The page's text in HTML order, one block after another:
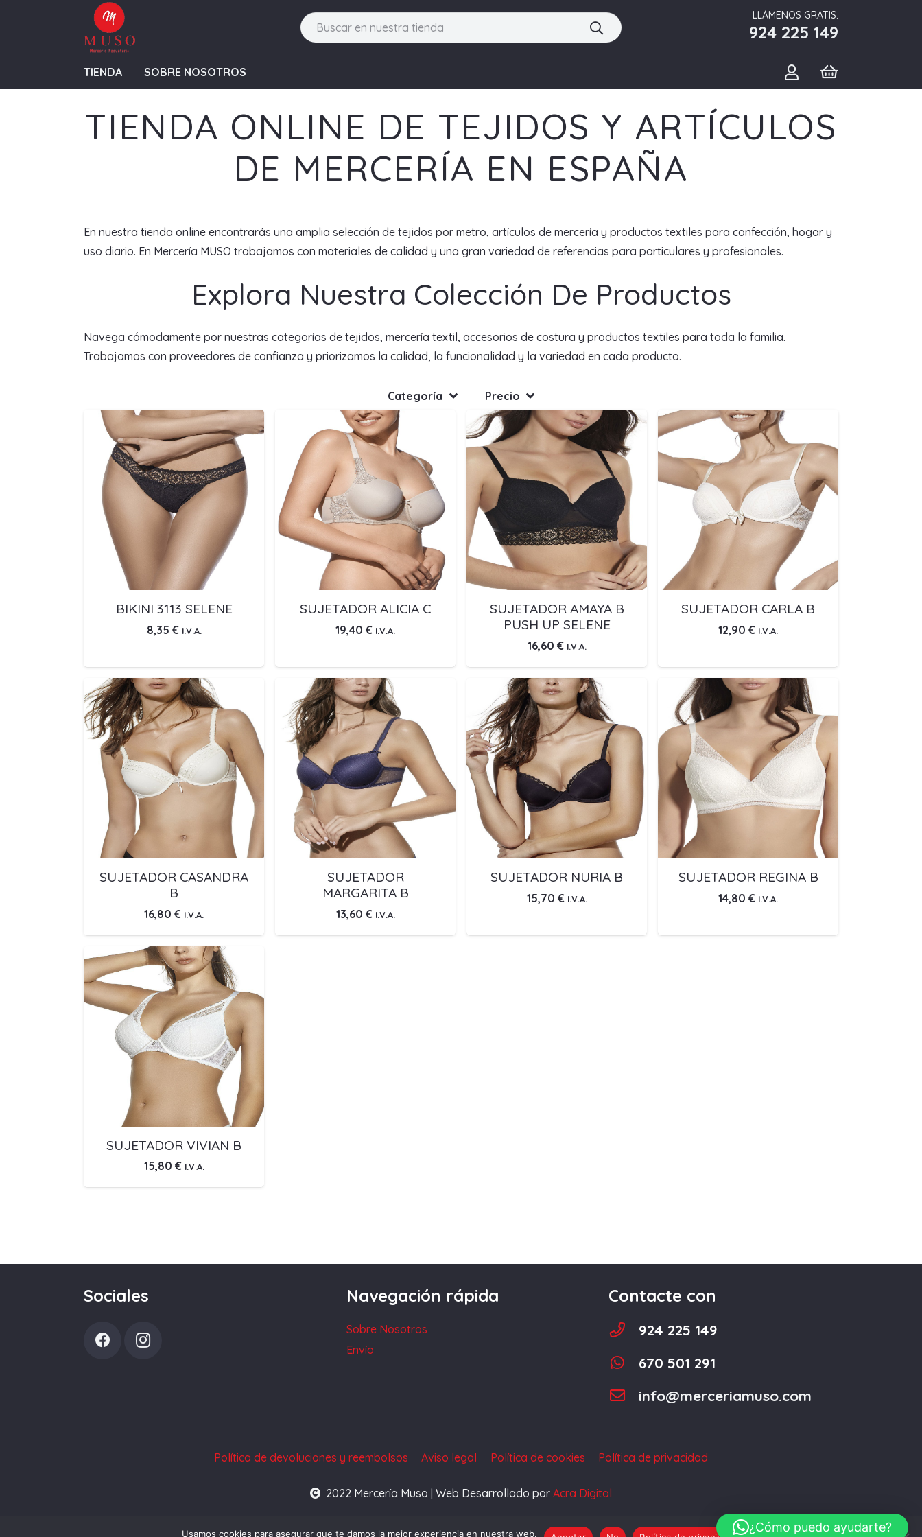
LLÁMENOS GRATIS.
924 225 149
TIENDA SOBRE NOSOTROS
TIENDA ONLINE DE TEJIDOS Y ARTÍCULOS
DE MERCERÍA EN ESPAÑA
En nuestra tienda online encontrarás una amplia selección de tejidos por metro, artículos de mercería y productos textiles para confección, hogar y
uso diario. En Mercería MUSO trabajamos con materiales de calidad y una gran variedad de referencias para particulares y profesionales.
Explora Nuestra Colección De Productos
Navega cómodamente por nuestras categorías de tejidos, mercería textil, accesorios de costura y productos textiles para toda la familia.
Trabajamos con proveedores de confianza y priorizamos la calidad, la funcionalidad y la variedad en cada producto.
Categoría Precio
BIKINI 3113 SELENE
8,35 € I.V.A.
SUJETADOR ALICIA C
19,40 € I.V.A.
SUJETADOR AMAYA B
PUSH UP SELENE
16,60 € I.V.A.
SUJETADOR CARLA B
12,90 € I.V.A.
SUJETADOR CASANDRA
B
16,80 € I.V.A.
SUJETADOR
MARGARITA B
13,60 € I.V.A.
SUJETADOR NURIA B
15,70 € I.V.A.
SUJETADOR REGINA B
14,80 € I.V.A.
SUJETADOR VIVIAN B
15,80 € I.V.A.
Sociales Navegación rápida
Sobre Nosotros
Envío
Contacte con
924 225 149
670 501 291
info@merceriamuso.com
Política de devoluciones y reembolsos Aviso legal Política de cookies Política de privacidad
2022 Mercería Muso | Web Desarrollado por Acra Digital
¿Cómo puedo ayudarte?
Usamos cookies para asegurar que te damos la mejor experiencia en nuestra web.